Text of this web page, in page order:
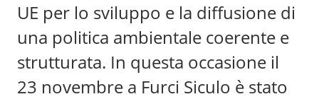
UE per lo sviluppo e la diffusione di
una politica ambientale coerente e
strutturata. In questa occasione il
23 novembre a Furci Siculo è stato